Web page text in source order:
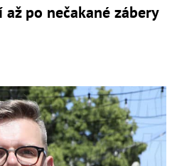
po nečakané zábery